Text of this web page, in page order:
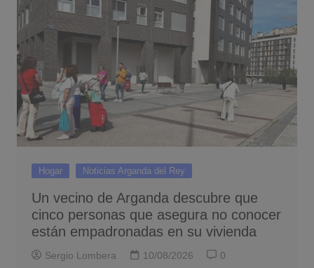
Hogar Noticias Arganda del Rey
Un vecino de Arganda descubre que
cinco personas que asegura no conocer
están empadronadas en su vivienda
Sergio Lombera 10/08/2026 0